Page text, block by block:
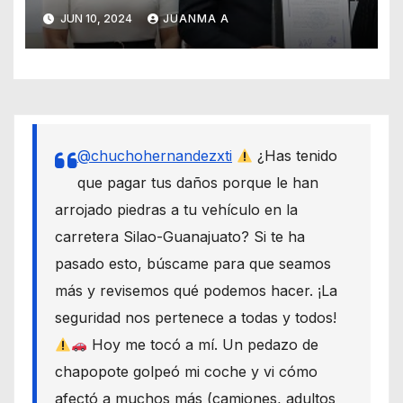
autónomos desde el Senado
JUN 10, 2024 JUANMA A
@chuchohernandezxti
¿Has tenido
que pagar tus daños porque le han
arrojado piedras a tu vehículo en la
carretera Silao-Guanajuato? Si te ha
pasado esto, búscame para que seamos
más y revisemos qué podemos hacer. ¡La
seguridad nos pertenece a todas y todos!
Hoy me tocó a mí. Un pedazo de
chapopote golpeó mi coche y vi cómo
afectó a muchos más (camiones, adultos